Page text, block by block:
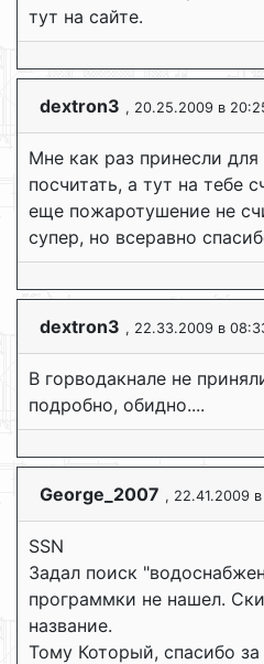
тут на сайте.
dextron3 , 20.25.2009 в
Мне как раз принесли для
посчитать, а тут на тебе
еще пожаротушение не
супер, но всеравно
dextron3 , 22.33.2009 в
В горводакнале не
подробно, обидно....
George_2007 , 22.41.2009 в
SSN
Задал поиск
программки не нашел.
название.
Тому Который, спасибо